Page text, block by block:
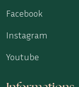
Facebook
Instagram
Youtube